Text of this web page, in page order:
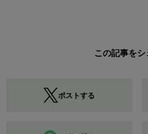
この記事をシ
ポストする